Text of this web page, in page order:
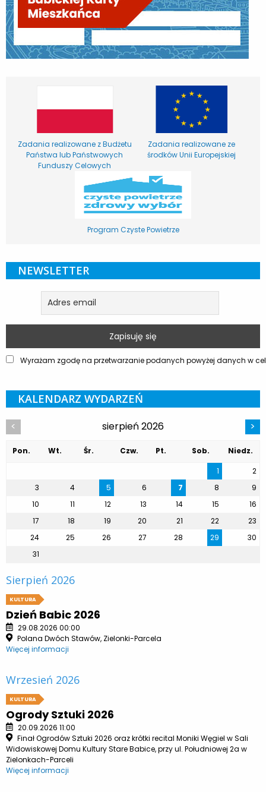
Zadania realizowane z Budżetu
Państwa lub Państwowych
Funduszy Celowych
Zadania realizowane ze
środków Unii Europejskiej
Program Czyste Powietrze
NEWSLETTER
Wyrażam zgodę na przetwarzanie podanych powyżej danych w
KALENDARZ WYDARZEŃ
< sierpień 2026 >
Pon. Wt. Śr. Czw. Pt. Sob.
Niedz.
1
2
3
4 5 6 7 8
9
10
11 12 13 14 15
16
17
18 19 20 21 22
23
24
25 26 27 28 29
30
31
Sierpień 2026
KULTURA
Dzień Babic 2026
29.08.2026 00:00
Polana Dwóch Stawów, Zielonki-Parcela
Więcej informacji
Wrzesień 2026
KULTURA
Ogrody Sztuki 2026
20.09.2026 11:00
Finał Ogrodów Sztuki 2026 oraz krótki recital Moniki Węgiel w Sali
Widowiskowej Domu Kultury Stare Babice, przy ul. Południowej 2a w
Zielonkach-Parceli
Więcej informacji